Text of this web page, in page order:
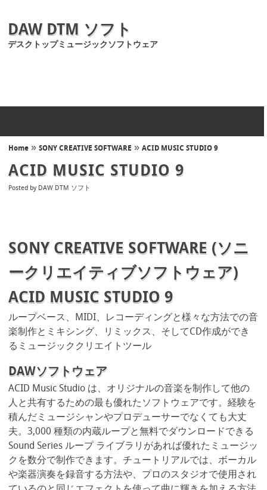
DAW DTM ソフト
デスクトップミュージックソフトウェア
Home » SONY CREATIVE SOFTWARE » ACID MUSIC STUDIO 9
ACID MUSIC STUDIO 9
Posted by DAW DTM ソフト
SONY CREATIVE SOFTWARE (ソニ
ークリエイティブソフトウェア)
ACID MUSIC STUDIO 9
ループベース、MIDI、レコーディングと様々な方法での音
楽制作とミキシング、リミックス、そしてCD作成ができ
るミュージッククリエイトツール
DAWソフトウェア
ACID Music Studio は、オリジナルの音楽を制作して他の
人と共有するための最も優れたソフトウェアです。経験を
積んだミュージシャンやプロデューサーでなくても大丈
夫。3,000 種類の内蔵ループと無料でダウンロードできる
Sound Series ループ ライブラリがあれば優れたミュージッ
クを数分で制作できます。チュートリアルでは、ボーカル
や楽器演奏を録音する方法や、プロのスタジオで使用され